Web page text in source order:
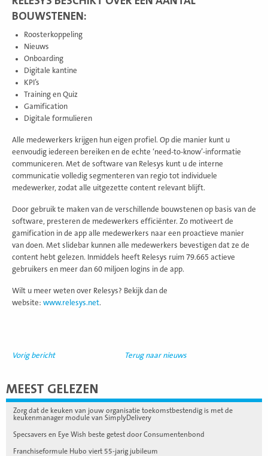
BOUWSTENEN:
Roosterkoppeling
Nieuws
Onboarding
Digitale kantine
KPI’s
Training en Quiz
Gamification
Digitale formulieren
Alle medewerkers krijgen hun eigen profiel. Op die manier kunt u
eenvoudig iedereen bereiken en de echte ‘need-to-know’-informatie
communiceren. Met de software van Relesys kunt u de interne
communicatie volledig segmenteren van regio tot individuele
medewerker, zodat alle uitgezette content relevant blijft.
Door gebruik te maken van de verschillende bouwstenen op basis van de
software, presteren de medewerkers efficiënter. Zo motiveert de
gamification in de app alle medewerkers naar een proactieve manier
van doen. Met slidebar kunnen alle medewerkers bevestigen dat ze de
content hebt gelezen. Inmiddels heeft Relesys ruim 79.665 actieve
gebruikers en meer dan 60 miljoen logins in de app.
Wilt u meer weten over Relesys? Bekijk dan de
website: www.relesys.net.
Vorig bericht Terug naar nieuws
MEEST GELEZEN
Zorg dat de keuken van jouw organisatie toekomstbestendig is met de
keukenmanager module van SimplyDelivery
Specsavers en Eye Wish beste getest door Consumentenbond
Franchiseformule Hubo viert 55-jarig jubileum